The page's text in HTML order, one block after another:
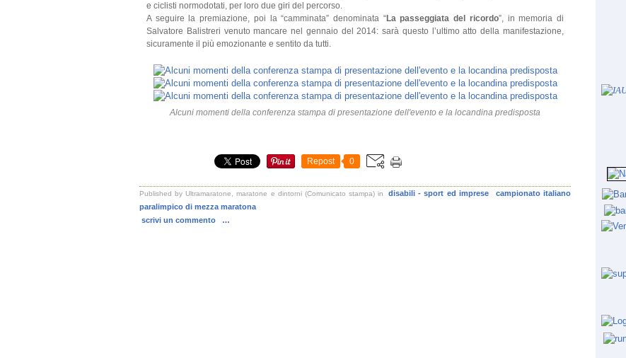
n
t
e ciclisti normodotati, per loro due giri del percorso.
A seguire la premiazione, poi la “camminata” denominata “La passeggiata del ricordo”, in memoria di
Salvatore Balistreri venuto mancare nel gennaio del 2014: sarà questo l’ultimo atto della manifestazione,
sicuramente il più emozionante e sentito da tutti.
Alcuni momenti della conferenza stampa di presentazione dell'evento e la locandina predisposta
Repost 0
Published by Ultramaratone, maratone e dintorni (Comunicato stampa) in disabili - sport ed imprese
campionato italiano
paralimpico di mezza maratona
scrivi un commento
…